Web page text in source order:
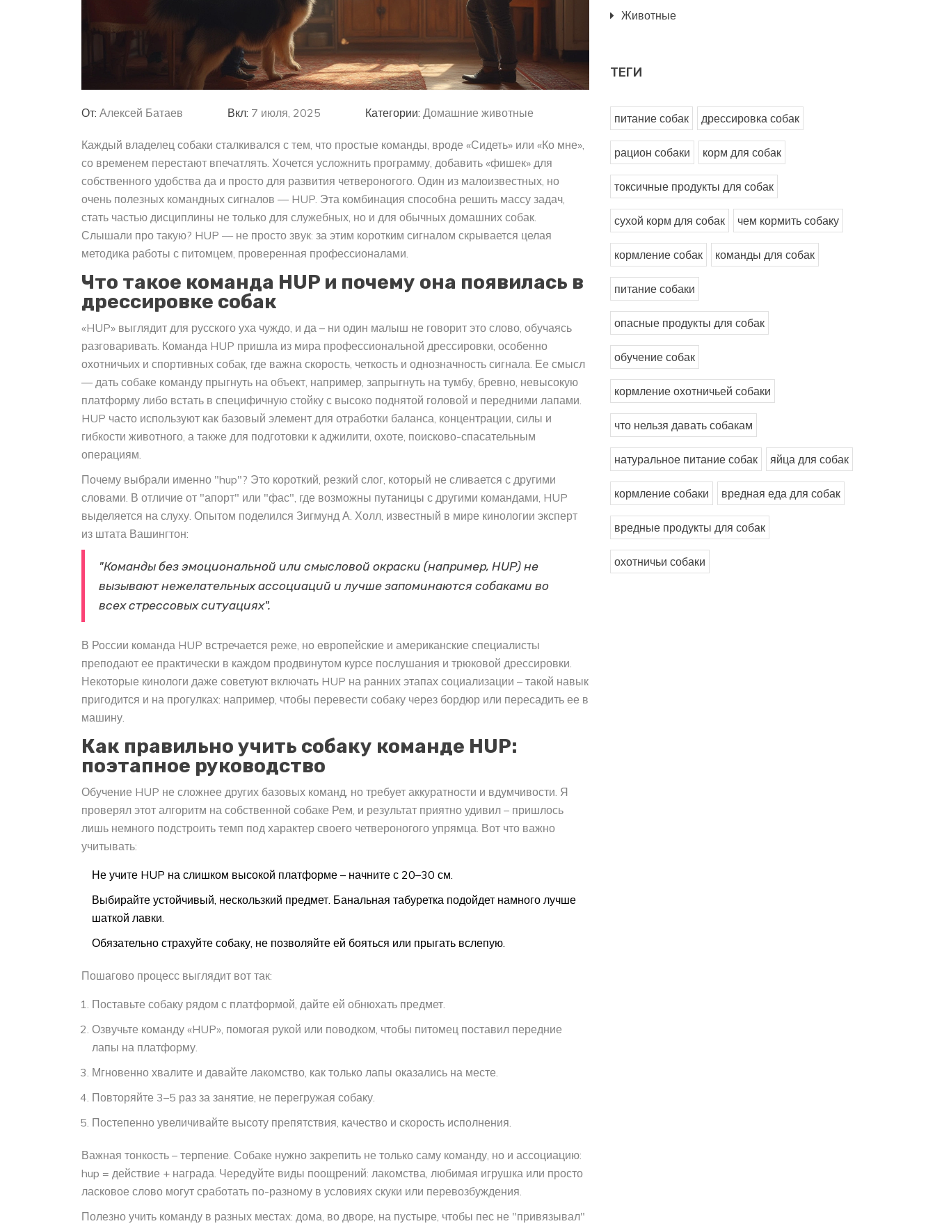
От: Алексей Батаев Вкл: 7 июля, 2025 Категории: Домашние животные
Каждый владелец собаки сталкивался с тем, что простые команды, вроде «Сидеть» или «Ко мне»,
со временем перестают впечатлять. Хочется усложнить программу, добавить «фишек» для
собственного удобства да и просто для развития четвероногого. Один из малоизвестных, но
очень полезных командных сигналов — HUP. Эта комбинация способна решить массу задач,
стать частью дисциплины не только для служебных, но и для обычных домашних собак.
Слышали про такую? HUP — не просто звук: за этим коротким сигналом скрывается целая
методика работы с питомцем, проверенная профессионалами.
Что такое команда HUP и почему она появилась в
дрессировке собак
«HUP» выглядит для русского уха чуждо, и да – ни один малыш не говорит это слово, обучаясь
разговаривать. Команда HUP пришла из мира профессиональной дрессировки, особенно
охотничьих и спортивных собак, где важна скорость, четкость и однозначность сигнала. Ее смысл
— дать собаке команду прыгнуть на объект, например, запрыгнуть на тумбу, бревно, невысокую
платформу либо встать в специфичную стойку с высоко поднятой головой и передними лапами.
HUP часто используют как базовый элемент для отработки баланса, концентрации, силы и
гибкости животного, а также для подготовки к аджилити, охоте, поисково-спасательным
операциям.
Почему выбрали именно "hup"? Это короткий, резкий слог, который не сливается с другими
словами. В отличие от "апорт" или "фас", где возможны путаницы с другими командами, HUP
выделяется на слуху. Опытом поделился Зигмунд А. Холл, известный в мире кинологии эксперт
из штата Вашингтон:
"Команды без эмоциональной или смысловой окраски (например, HUP) не
вызывают нежелательных ассоциаций и лучше запоминаются собаками во
всех стрессовых ситуациях".
В России команда HUP встречается реже, но европейские и американские специалисты
преподают ее практически в каждом продвинутом курсе послушания и трюковой дрессировки.
Некоторые кинологи даже советуют включать HUP на ранних этапах социализации – такой навык
пригодится и на прогулках: например, чтобы перевести собаку через бордюр или пересадить ее в
машину.
Как правильно учить собаку команде HUP:
поэтапное руководство
Обучение HUP не сложнее других базовых команд, но требует аккуратности и вдумчивости. Я
проверял этот алгоритм на собственной собаке Рем, и результат приятно удивил – пришлось
лишь немного подстроить темп под характер своего четвероногого упрямца. Вот что важно
учитывать:
Не учите HUP на слишком высокой платформе – начните с 20–30 см.
Выбирайте устойчивый, нескользкий предмет. Банальная табуретка подойдет намного лучше
шаткой лавки.
Обязательно страхуйте собаку, не позволяйте ей бояться или прыгать вслепую.
Пошагово процесс выглядит вот так:
Поставьте собаку рядом с платформой, дайте ей обнюхать предмет.
Озвучьте команду «HUP», помогая рукой или поводком, чтобы питомец поставил передние
лапы на платформу.
Мгновенно хвалите и давайте лакомство, как только лапы оказались на месте.
Повторяйте 3–5 раз за занятие, не перегружая собаку.
Постепенно увеличивайте высоту препятствия, качество и скорость исполнения.
Важная тонкость – терпение. Собаке нужно закрепить не только саму команду, но и ассоциацию:
hup = действие + награда. Чередуйте виды поощрений: лакомства, любимая игрушка или просто
ласковое слово могут сработать по-разному в условиях скуки или перевозбуждения.
Полезно учить команду в разных местах: дома, во дворе, на пустыре, чтобы пес не "привязывал"
Животные
ТЕГИ
питание собак дрессировка собак
рацион собаки корм для собак
токсичные продукты для собак
сухой корм для собак чем кормить собаку
кормление собак команды для собак
питание собаки
опасные продукты для собак
обучение собак
кормление охотничьей собаки
что нельзя давать собакам
натуральное питание собак яйца для собак
кормление собаки вредная еда для собак
вредные продукты для собак
охотничьи собаки